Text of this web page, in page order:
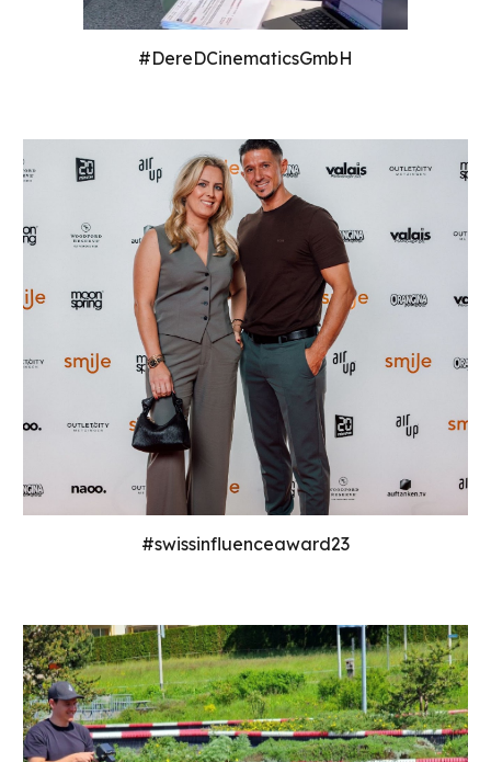
#DereDCinematicsGmbH
#swissinfluenceaward23